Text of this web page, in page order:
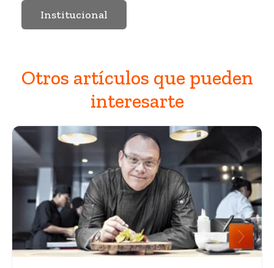
Institucional
Otros artículos que pueden
interesarte